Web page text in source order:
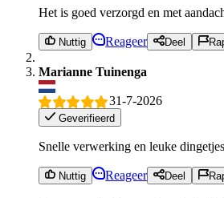
Het is goed verzorgd en met
Nuttig Reageer Deel
Marianne Tuinenga
31-7-2026
Geverifieerd
Snelle verwerking en leuke
Nuttig Reageer Deel